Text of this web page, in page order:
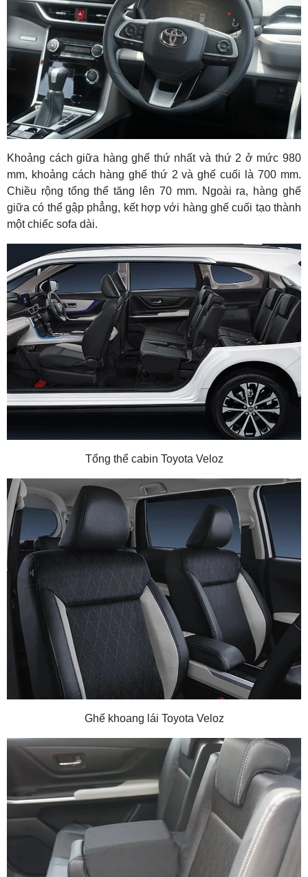
Khoảng cách giữa hàng ghế thứ nhất và thứ 2 ở mức 980
mm, khoảng cách hàng ghế thứ 2 và ghế cuối là 700 mm.
Chiều rộng tổng thể tăng lên 70 mm. Ngoài ra, hàng ghế
giữa có thể gập phẳng, kết hợp với hàng ghế cuối tạo thành
một chiếc sofa dài.
Tổng thể cabin Toyota Veloz
Ghế khoang lái Toyota Veloz